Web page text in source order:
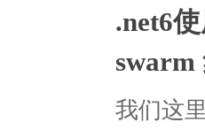
.net6
swarm
我们这